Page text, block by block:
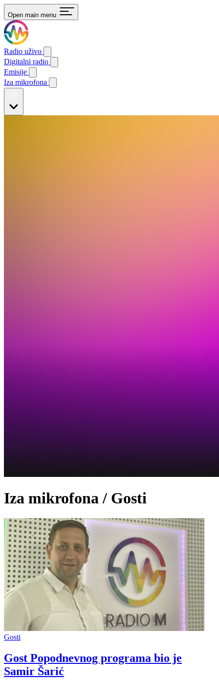
Open main menu
Radio uživo
Digitalni radio
Emisije
Iza mikrofona
Iza mikrofona / Gosti
Gosti
Gost Popodnevnog programa bio je
Samir Šarić